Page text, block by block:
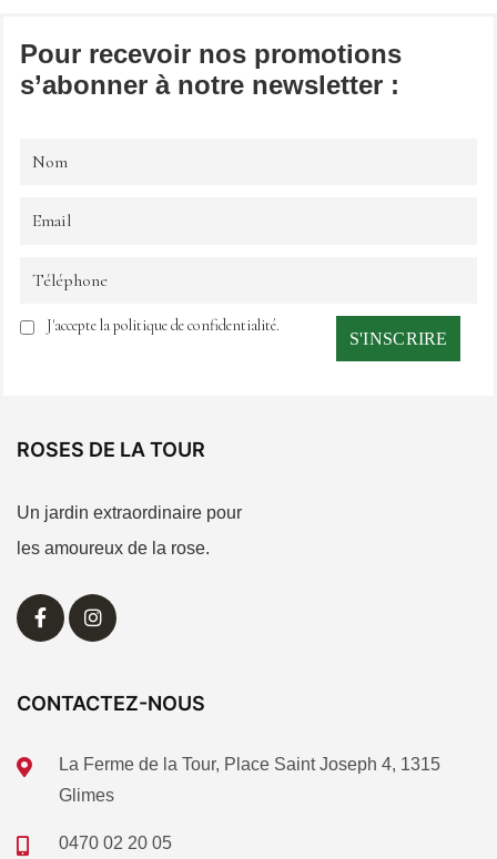
Pour recevoir nos promotions
s’abonner à notre newsletter :
J'accepte la politique de confidentialité.
ROSES DE LA TOUR
Un jardin extraordinaire pour
les amoureux de la rose.
CONTACTEZ-NOUS
La Ferme de la Tour, Place Saint Joseph 4, 1315
Glimes
0470 02 20 05